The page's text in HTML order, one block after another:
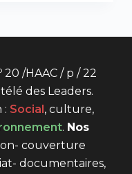
20 /HAAC / p / 22
des Leaders.
: Social , culture,
. Nos
couverture
documentaires,